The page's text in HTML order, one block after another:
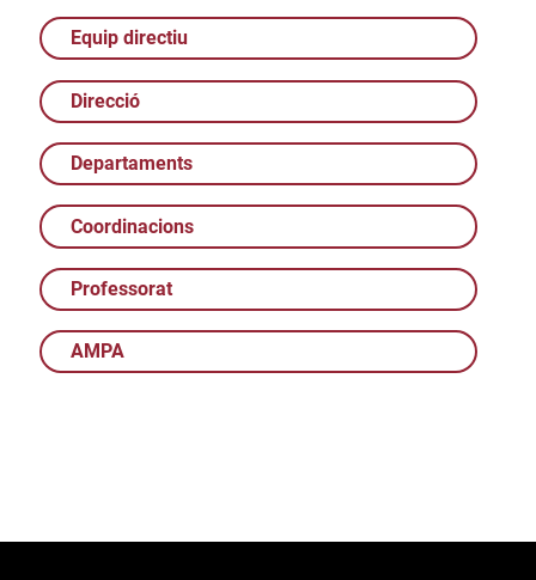
Equip directiu
Direcció
Departaments
Coordinacions
Professorat
AMPA